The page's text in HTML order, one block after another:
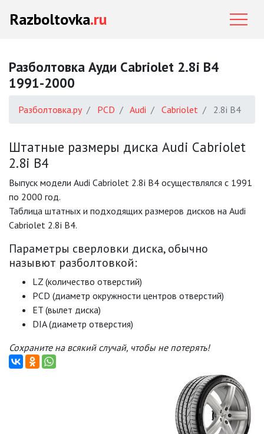
Razboltovka.ru
Разболтовка Ауди Cabriolet 2.8i B4
1991-2000
Разболтовка.ру PCD Audi Cabriolet 2.8i B4
Штатные размеры диска Audi Cabriolet
2.8i B4
Выпуск модели Audi Cabriolet 2.8i B4 осуществлялся с 1991
по 2000 год.
Таблица штатных и подходящих размеров дисков на Audi
Cabriolet 2.8i B4.
Параметры сверловки диска, обычно
назывют разболтовкой:
LZ (количество отверстий)
PCD (диаметр окружности центров отверстий)
ET (вылет диска)
DIA (диаметр отверстия)
Сохраните на всякий случай, чтобы не потерять!